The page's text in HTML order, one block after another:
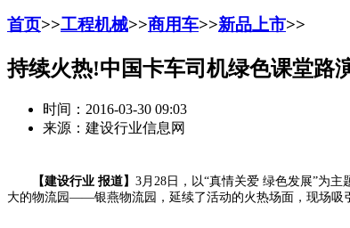
首页>>工程机械>>商用车>>新品上市>>
持续火热!中国卡车司机绿色课堂路
时间：2016-03-30 09:03
来源：建设行业信息网
【建设行业 报道】 3月28日，以“真情关爱 绿色发展”为
大的物流园——银燕物流园，延续了活动的火热场面，现场吸